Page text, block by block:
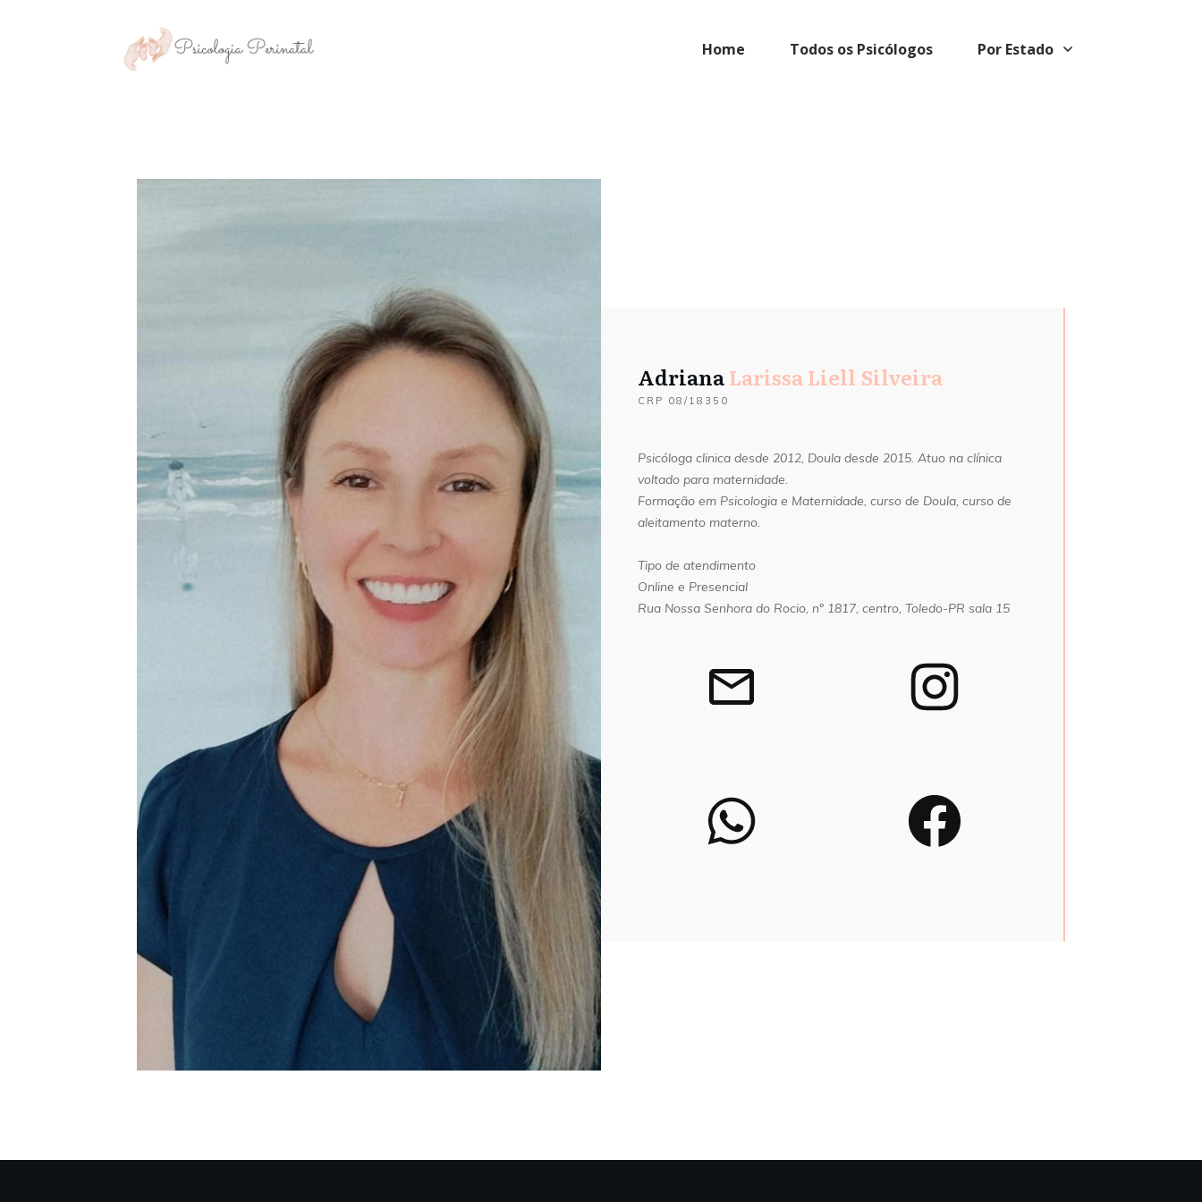
Home Todos os Psicólogos Por Estado
AdrianaLarissa Liell Silveira
CRP 08/18350
Psicóloga clinica desde 2012, Doula desde 2015. Atuo na clínica
voltado para maternidade.
Formação em Psicologia e Maternidade, curso de Doula, curso de
aleitamento materno.
Tipo de atendimento
Online e Presencial
Rua Nossa Senhora do Rocio, nº 1817, centro, Toledo-PR sala 15